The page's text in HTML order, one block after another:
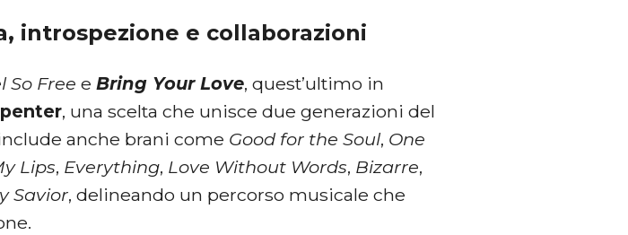
introspezione e collaborazioni
So Free eBring Your Love, quest’ultimo in
, una scelta che unisce due generazioni del
anche brani come Good for the Soul, One
Lips, Everything, Love Without Words, Bizarre,
Savior, delineando un percorso musicale che